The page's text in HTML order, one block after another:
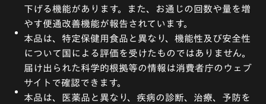
下げる機能があります。また、お通じの回数や量を増
やす便通改善機能が報告されています。
本品は、特定保健用食品と異なり、機能性及び安全性
について国による評価を受けたものではありません。
届け出られた科学的根拠等の情報は消費者庁のウェブ
サイトで確認できます。
本品は、医薬品と異なり、疾病の診断、治療、予防を